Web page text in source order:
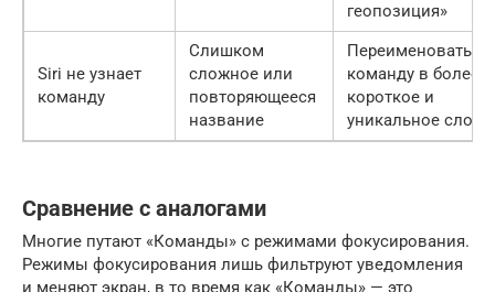
геопозиция»
Siri не узнает
команду
Слишком
сложное или
повторяющееся
название
Переименовать
команду в более
короткое и
уникальное слово
Сравнение с аналогами
Многие путают «Команды» с режимами фокусирования.
Режимы фокусирования лишь фильтруют уведомления
и меняют экран, в то время как «Команды» — это